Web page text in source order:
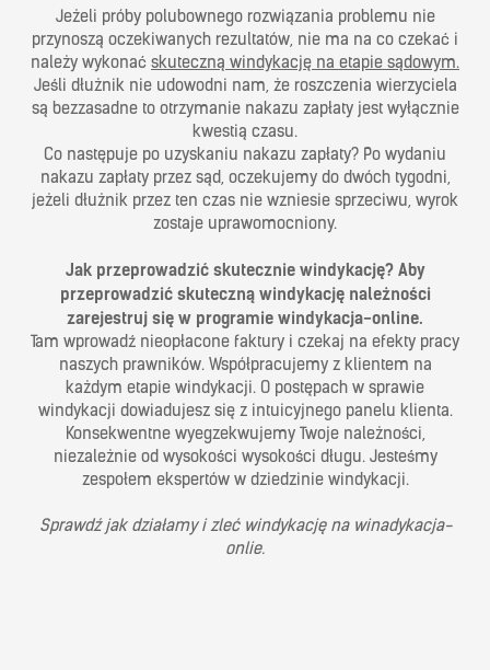
Jeżeli próby polubownego rozwiązania problemu nie
przynoszą oczekiwanych rezultatów, nie ma na co czekać i
należy wykonać skuteczną windykację na etapie sądowym.
Jeśli dłużnik nie udowodni nam, że roszczenia wierzyciela
są bezzasadne to otrzymanie nakazu zapłaty jest wyłącznie
kwestią czasu.
Co następuje po uzyskaniu nakazu zapłaty? Po wydaniu
nakazu zapłaty przez sąd, oczekujemy do dwóch tygodni,
jeżeli dłużnik przez ten czas nie wzniesie sprzeciwu, wyrok
zostaje uprawomocniony.
Jak przeprowadzić skutecznie windykację? Aby
przeprowadzić skuteczną windykację należności
zarejestruj się w programie windykacja-online.
Tam wprowadź nieopłacone faktury i czekaj na efekty pracy
naszych prawników. Współpracujemy z klientem na
każdym etapie windykacji. O postępach w sprawie
windykacji dowiadujesz się z intuicyjnego panelu klienta.
Konsekwentne wyegzekwujemy Twoje należności,
niezależnie od wysokości wysokości długu. Jesteśmy
zespołem ekspertów w dziedzinie windykacji.
Sprawdź jak działamy i zleć windykację na winadykacja-
onlie.